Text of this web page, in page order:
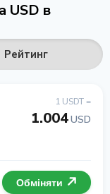
USD в
Рейтинг
1 USDT =
1.004USD
Обміняти